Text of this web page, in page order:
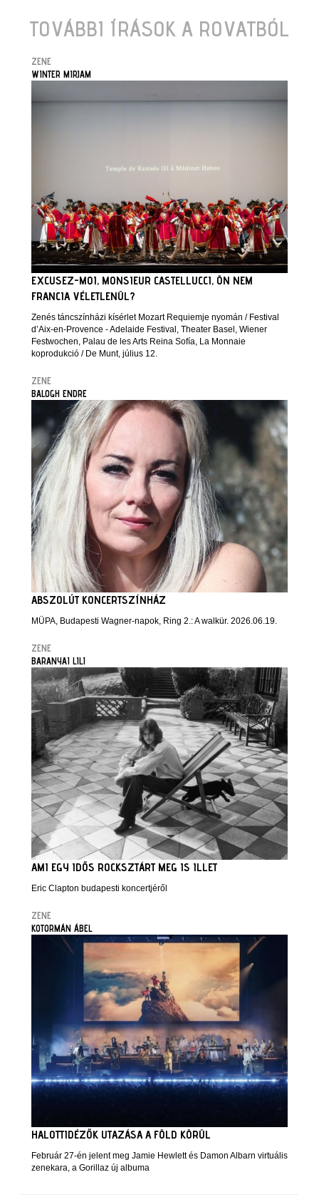
TOVÁBBI ÍRÁSOK A ROVATBÓL
ZENE
WINTER MIRJAM
EXCUSEZ-MOI, MONSIEUR CASTELLUCCI, ÖN NEM
FRANCIA VÉLETLENÜL?
Zenés táncszínházi kísérlet Mozart Requiemje nyomán / Festival
d’Aix-en-Provence - Adelaide Festival, Theater Basel, Wiener
Festwochen, Palau de les Arts Reina Sofía, La Monnaie
koprodukció / De Munt, július 12.
ZENE
BALOGH ENDRE
ABSZOLÚT KONCERTSZÍNHÁZ
MÜPA, Budapesti Wagner-napok, Ring 2.: A walkür. 2026.06.19.
ZENE
BARANYAI LILI
AMI EGY IDŐS ROCKSZTÁRT MEG IS ILLET
Eric Clapton budapesti koncertjéről
ZENE
KOTORMÁN ÁBEL
HALOTTIDÉZŐK UTAZÁSA A FÖLD KÖRÜL
Február 27-én jelent meg Jamie Hewlett és Damon Albarn virtuális
zenekara, a Gorillaz új albuma